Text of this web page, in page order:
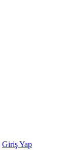
Giriş Yap